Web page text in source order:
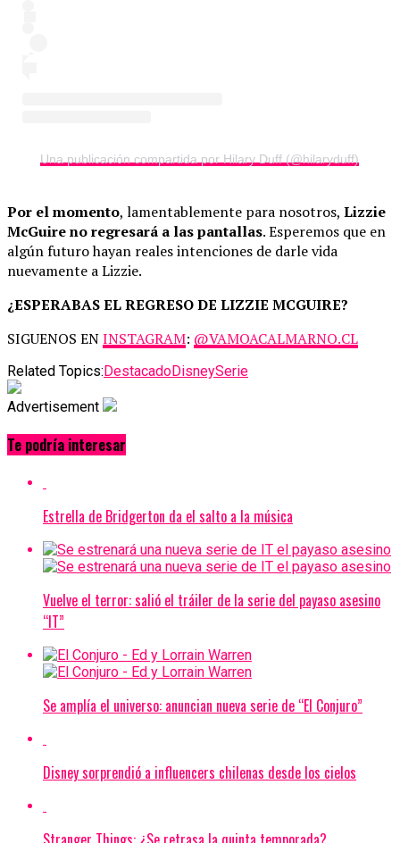
Una publicación compartida por Hilary Duff (@hilaryduff)
Por el momento, lamentablemente para nosotros, Lizzie
McGuire no regresará a las pantallas. Esperemos que en
algún futuro hayan reales intenciones de darle vida
nuevamente a Lizzie.
¿ESPERABAS EL REGRESO DE LIZZIE MCGUIRE?
SIGUENOS ENINSTAGRAM: @VAMOACALMARNO.CL
Related Topics:DestacadoDisneySerie
Advertisement
Te podría interesar
Estrella de Bridgerton da el salto a la música
Vuelve el terror: salió el tráiler de la serie del payaso asesino
“IT”
Se amplía el universo: anuncian nueva serie de “El Conjuro”
Disney sorprendió a influencers chilenas desde los cielos